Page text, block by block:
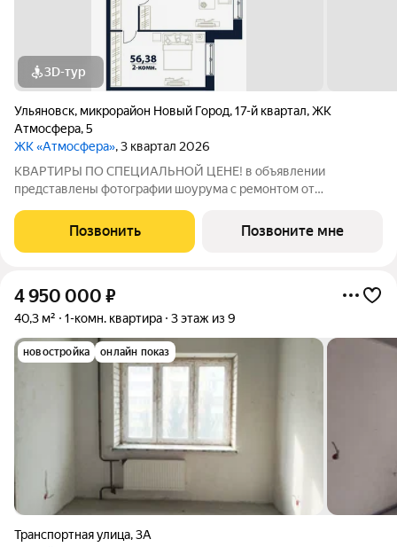
3D-тур
Ульяновск, микрорайон Новый Город,17-й квартал,ЖК
Атмосфера,5
ЖК «Атмосфера», 3 квартал 2026
КВАРТИРЫ ПО СПЕЦИАЛЬНОЙ ЦЕНЕ! в объявлении
представлены фотографии шоурума с ремонтом от
личные сообщения. «Атмосфера» - жилой комплекс комфорт-
класса, в основу которого заложены принципы
Позвонить Позвоните мне
4 950 000 ₽
40,3 м² 1-комн. квартира 3 этаж из 9
новостройка онлайн показ
Транспортная улица,3А